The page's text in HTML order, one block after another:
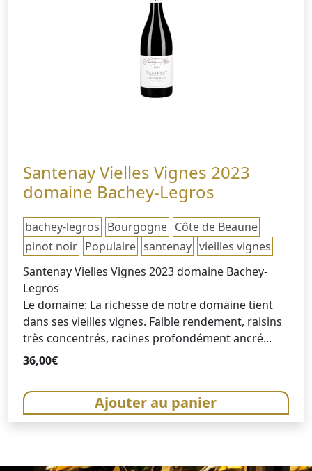
Santenay Vielles Vignes 2023
domaine Bachey-Legros
bachey-legros Bourgogne Côte de Beaune
pinot noir Populaire santenay vieilles vignes
Santenay Vielles Vignes 2023 domaine Bachey-
Legros
Le domaine: La richesse de notre domaine tient
dans ses vieilles vignes. Faible rendement, raisins
très concentrés, racines profondément ancré...
36,00€
Ajouter au panier